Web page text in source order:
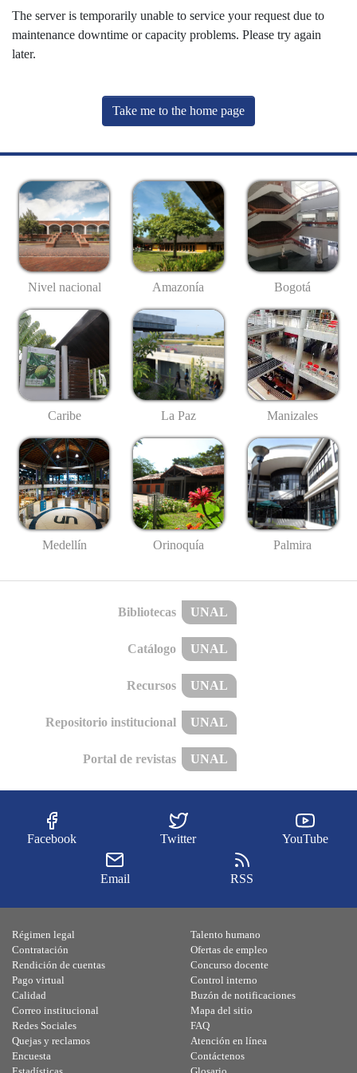
The server is temporarily unable to service your request due to
maintenance downtime or capacity problems. Please try again
later.
Take me to the home page
Nivel nacional Amazonía Bogotá
Caribe La Paz Manizales
Medellín Orinoquía Palmira
Bibliotecas UNAL
Catálogo UNAL
Recursos UNAL
Repositorio institucional UNAL
Portal de revistas UNAL
Facebook Twitter YouTube
Email RSS
Régimen legal
Contratación
Rendición de cuentas
Pago virtual
Calidad
Talento humano
Ofertas de empleo
Concurso docente
Control interno
Buzón de notificaciones
Correo institucional
Redes Sociales
Quejas y reclamos
Encuesta
Mapa del sitio
FAQ
Atención en línea
Contáctenos